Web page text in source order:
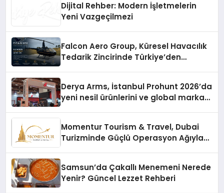
Dijital Rehber: Modern İşletmelerin
Yeni Vazgeçilmezi
Falcon Aero Group, Küresel Havacılık
Tedarik Zincirinde Türkiye’den
Derya Arms, İstanbul Prohunt 2026’da
yeni nesil ürünlerini ve global marka
Momentur Tourism & Travel, Dubai
Turizminde Güçlü Operasyon Ağıyla
Samsun’da Çakallı Menemeni Nerede
Yenir? Güncel Lezzet Rehberi